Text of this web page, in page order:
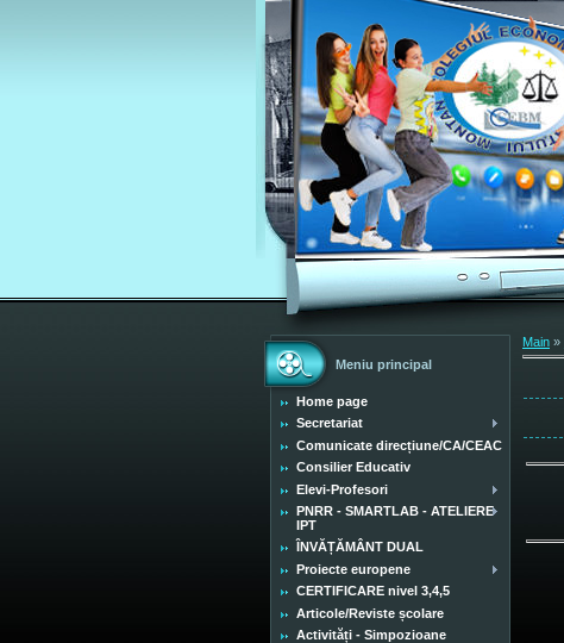
Meniu principal
Home page
Secretariat
Comunicate direcțiune/CA/CEAC
Consilier Educativ
Elevi-Profesori
PNRR - SMARTLAB - ATELIERE
IPT
ÎNVĂȚĂMÂNT DUAL
Proiecte europene
CERTIFICARE nivel 3,4,5
Articole/Reviste școlare
Activități - Simpozioane
Main »